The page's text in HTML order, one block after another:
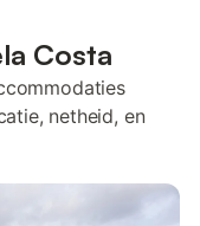
Costa
netheid, en